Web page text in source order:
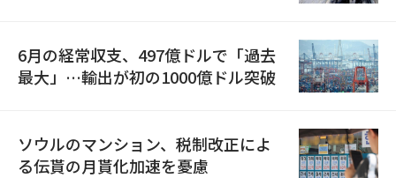
6月の経常収支、497億ドルで「過去
最大」…輸出が初の1000億ドル突破
ソウルのマンション、税制改正によ
る伝貰の月貰化加速を憂慮